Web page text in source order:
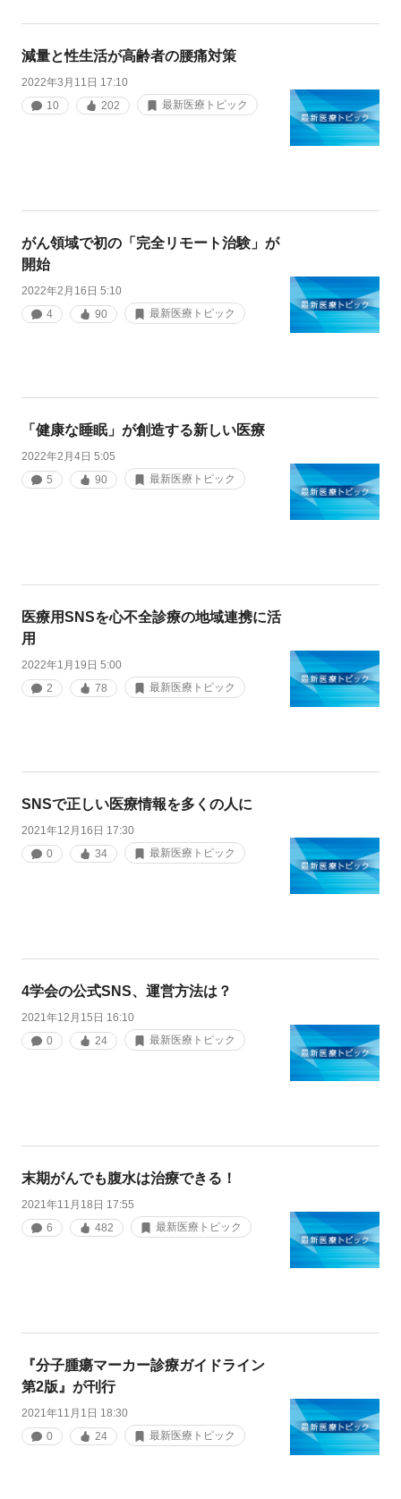
減量と性生活が高齢者の腰痛対策
2022年3月11日 17:10
10
202 最新医療トピック
がん領域で初の「完全リモート治験」が
開始
2022年2月16日 5:10
4
90 最新医療トピック
「健康な睡眠」が創造する新しい医療
2022年2月4日 5:05
5
90 最新医療トピック
医療用SNSを心不全診療の地域連携に活
用
2022年1月19日 5:00
2
78 最新医療トピック
SNSで正しい医療情報を多くの人に
2021年12月16日 17:30
0
34 最新医療トピック
4学会の公式SNS、運営方法は？
2021年12月15日 16:10
0
24 最新医療トピック
末期がんでも腹水は治療できる！
2021年11月18日 17:55
6
482 最新医療トピック
『分子腫瘍マーカー診療ガイドライン
第2版』が刊行
2021年11月1日 18:30
0
24 最新医療トピック